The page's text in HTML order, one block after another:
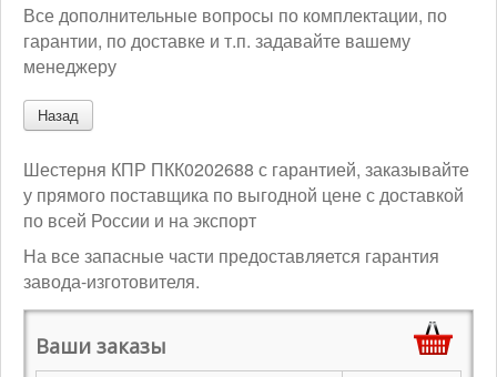
Все дополнительные вопросы по комплектации, по
гарантии, по доставке и т.п. задавайте вашему
менеджеру
Шестерня КПР ПКК0202688 с гарантией, заказывайте
у прямого поставщика по выгодной цене с доставкой
по всей России и на экспорт
На все запасные части предоставляется гарантия
завода-изготовителя.
Ваши заказы